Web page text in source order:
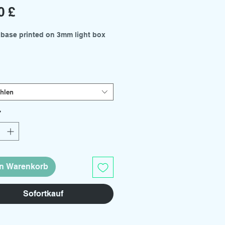
£Preis
printed on 3mm light box
and support rod holders
Warenkorb
Sofortkauf